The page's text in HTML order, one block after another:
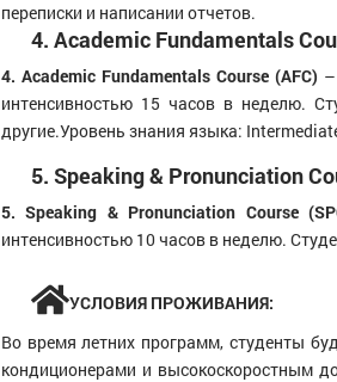
переписки и написании отчетов.
4. Academic Fundamentals
4. Academic Fundamentals Course (AFC)
интенсивностью 15 часов в неделю.
другие.Уровень знания языка:
5. Speaking & Pronunciation
5. Speaking & Pronunciation Course
интенсивностью 10 часов в неделю.
УСЛОВИЯ ПРОЖИВАНИЯ:
Во время летних программ, студенты
кондиционерами и высокоскоростным